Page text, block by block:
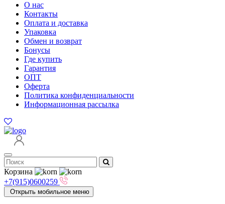
О нас
Контакты
Оплата и доставка
Упаковка
Обмен и возврат
Бонусы
Где купить
Гарантия
ОПТ
Оферта
Политика конфиденциальности
Информационная рассылка
Корзина
+7(915)0600259
Открыть мобильное меню